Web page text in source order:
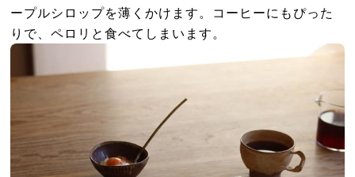
ープルシロップを薄くかけます。コーヒーにもぴった
りで、ペロリと食べてしまいます。